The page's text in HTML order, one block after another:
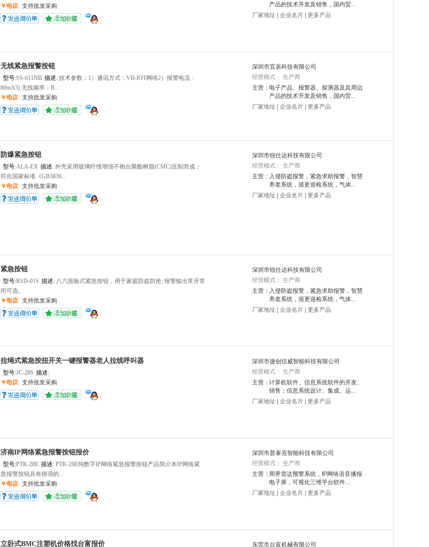
￥电议 支持批发采购
产品的技术开发及销售，国内贸...
厂家地址
企业名片 更多产品
无线紧急报警按钮
型号:SS-611NB 描述: 技术参数：1）通讯方式：VB-IOT网络2）报警电流：
80mA3) 无线频率：B...
￥电议 支持批发采购
深圳市宜居科技有限公司
经营模式： 生产商
主营： 电子产品、报警器、探测器及其周边
产品的技术开发及销售，国内贸...
厂家地址
企业名片 更多产品
防爆紧急按钮
型号:ALA-EX 描述: 外壳采用玻璃纤维增强不饱合聚酯树脂(CMC)压制而成；
符合国家标准《GB3836...
￥电议 支持批发采购
深圳市锐仕达科技有限公司
经营模式： 生产商
主营： 入侵防盗报警，紧急求助报警，智慧
养老系统，巡更巡检系统，气体...
厂家地址
企业名片 更多产品
紧急按钮
型号:RSD-01S 描述: 八六面板式紧急按钮，用于家庭防盗防抢; 报警输出常开常
闭可选。
￥电议 支持批发采购
深圳市锐仕达科技有限公司
经营模式： 生产商
主营： 入侵防盗报警，紧急求助报警，智慧
养老系统，巡更巡检系统，气体...
厂家地址
企业名片 更多产品
拉绳式紧急按扭开关一键报警器老人拉线呼叫器
型号:JC-28S 描述:
￥电议 支持批发采购
深圳市捷创信威智能科技有限公司
经营模式： 生产商
主营：计算机软件、信息系统软件的开发、
销售；信息系统设计、集成、运...
厂家地址
企业名片 更多产品
济南IP网络紧急报警按钮报价
型号:PTK-28E 描述: PTK-28E纯数字IP网络紧急报警按钮产品简介本IP网络紧
急报警按钮具有很强的...
￥电议 支持批发采购
深圳市普泰克智能科技有限公司
经营模式： 生产商
主营： 周界雷达预警系统，IP网络语音播报
电子屏，可视化三维平台软件...
厂家地址
企业名片 更多产品
立卧式BMC注塑机价格找台富报价 东莞市台富机械有限公司